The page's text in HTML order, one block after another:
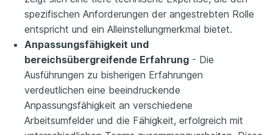
spezifischen Anforderungen der angestrebten Rolle
entspricht und ein Alleinstellungmerkmal bietet.
Anpassungsfähigkeit und
bereichsübergreifende Erfahrung - Die
Ausführungen zu bisherigen Erfahrungen
verdeutlichen eine beeindruckende
Anpassungsfähigkeit an verschiedene
Arbeitsumfelder und die Fähigkeit, erfolgreich mit